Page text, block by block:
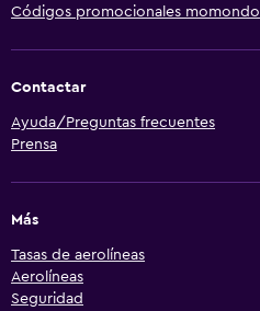
Códigos promocionales momondo
Contactar
Ayuda/Preguntas frecuentes
Prensa
Más
Tasas de aerolíneas
Aerolíneas
Seguridad